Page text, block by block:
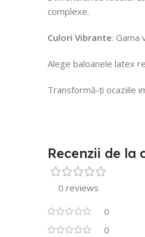
complexe.
Culori Vibrante: Gama
Alege baloanele latex
Transformă-ți ocaziile
Recenzii de la
0 reviews
0
0